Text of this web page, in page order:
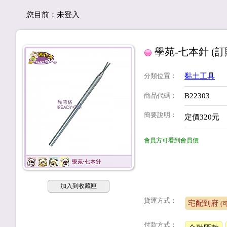
您目前： 未登入
加入到收藏匣
學苑-七本針 (
分類位置 ： 黏土工具
商品代碼 ： B22303
簡要說明 ： 定價320元
會員方可看到會員價
貨運方式： 宅配到府 (
付款方式：